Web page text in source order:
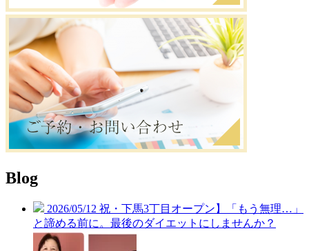
Blog
2026/05/12 祝・下馬3丁目オープン】「もう無理…」
と諦める前に。最後のダイエットにしませんか？